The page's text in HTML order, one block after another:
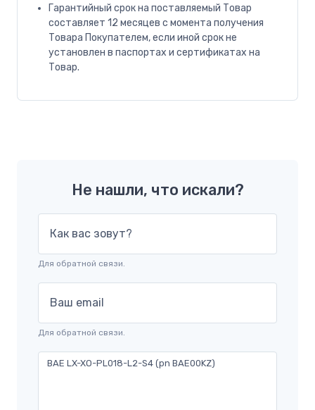
Гарантийный срок на поставляемый Товар
составляет 12 месяцев с момента получения
Товара Покупателем, если иной срок не
установлен в паспортах и сертификатах на
Товар.
Не нашли, что искали?
Как вас зовут?
Для обратной связи.
Ваш email
Для обратной связи.